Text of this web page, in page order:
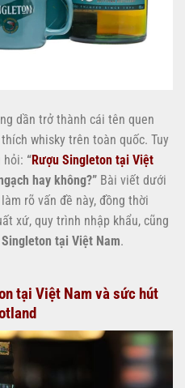
dần trở thành cái tên quen
whisky trên toàn quốc. Tuy
hỏi: “Rượu Singleton tại Việt
hay không?” Bài viết dưới
rõ vấn đề này, đồng thời
xứ, quy trình nhập khẩu, cũng
Singleton tại Việt Nam.
tại Việt Nam và sức hút